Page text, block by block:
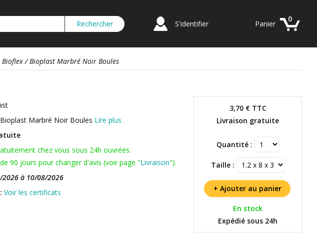
S'identifier
0
Panier
Bioflex / Bioplast Marbré Noir Boules
3,70 €TTC
Livraison gratuite
Quantité :
Taille :
En stock
Expédié sous 24h
Marbré Noir Boules Lire plus
chez vous sous 24h ouvrées.
90 jours pour changer d'avis (voir page "Livraison").
2026 à 10/08/2026
Voir les certificats